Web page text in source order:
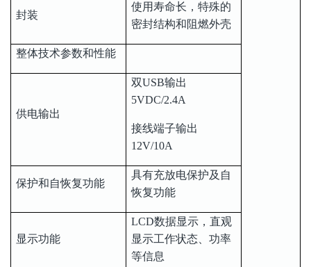
封装
使用寿命长，特殊的
密封结构和阻燃外壳
整体技术参数和性能
供电输出
双USB输出
5VDC/2.4A
接线端子输出
12V/10A
保护和自恢复功能
具有充放电保护及自
恢复功能
显示功能
LCD数据显示，直观
显示工作状态、功率
等信息